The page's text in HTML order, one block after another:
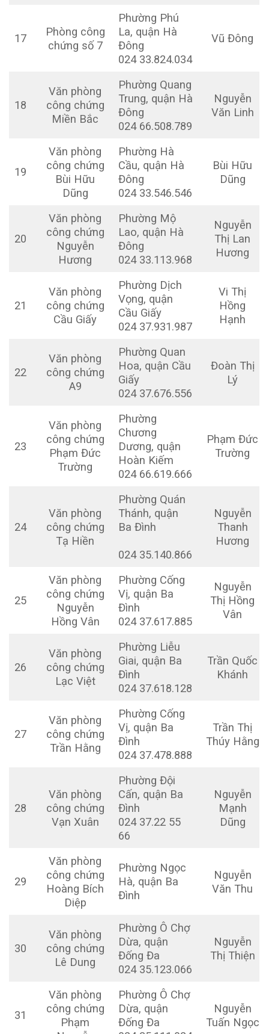
17
Phòng công
chứng số 7
Phường Phú
La, quận Hà
Đông
024 33.824.034
Vũ Đông
18
Văn phòng
công chứng
Miền Bắc
Phường Quang
Trung, quận Hà
Đông
024 66.508.789
Nguyễn
Văn Linh
19
Văn phòng
công chứng
Bùi Hữu
Dũng
Phường Hà
Cầu, quận Hà
Đông
024 33.546.546
Bùi Hữu
Dũng
20
Văn phòng
công chứng
Nguyễn
Hương
Phường Mộ
Lao, quận Hà
Đông
024 33.113.968
Nguyễn
Thị Lan
Hương
21
Văn phòng
công chứng
Cầu Giấy
Phường Dịch
Vọng, quận
Cầu Giấy
024 37.931.987
Vi Thị
Hồng
Hạnh
22
Văn phòng
công chứng
A9
Phường Quan
Hoa, quận Cầu
Giấy
024 37.676.556
Đoàn Thị
Lý
23
Văn phòng
công chứng
Phạm Đức
Trường
Phường
Chương
Dương, quận
Hoàn Kiếm
024 66.619.666
Phạm Đức
Trường
24
Văn phòng
công chứng
Tạ Hiền
Phường Quán
Thánh, quận
Ba Đình
024 35.140.866
Nguyễn
Thanh
Hương
25
Văn phòng
công chứng
Nguyễn
Hồng Vân
Phường Cống
Vị, quận Ba
Đình
024 37.617.885
Nguyễn
Thị Hồng
Vân
26
Văn phòng
công chứng
Lạc Việt
Phường Liễu
Giai, quận Ba
Đình
024 37.618.128
Trần Quốc
Khánh
27
Văn phòng
công chứng
Trần Hằng
Phường Cống
Vị, quận Ba
Đình
024 37.478.888
Trần Thị
Thúy Hằng
28
Văn phòng
công chứng
Vạn Xuân
Phường Đội
Cấn, quận Ba
Đình
024 37.22 55
66
Nguyễn
Mạnh
Dũng
29
Văn phòng
công chứng
Hoàng Bích
Diệp
Phường Ngọc
Hà, quận Ba
Đình
Nguyễn
Văn Thu
30
Văn phòng
công chứng
Lê Dung
Phường Ô Chợ
Dừa, quận
Đống Đa
024 35.123.066
Nguyễn
Thị Thiện
31
Văn phòng
công chứng
Phạm
Phường Ô Chợ
Dừa, quận
Đống Đa
Nguyễn
Tuấn Ngọc